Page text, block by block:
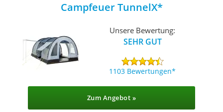
Campfeuer TunnelX
Unsere Bewertung:
SEHR GUT
1103 Bewertungen
Zum Angebot »